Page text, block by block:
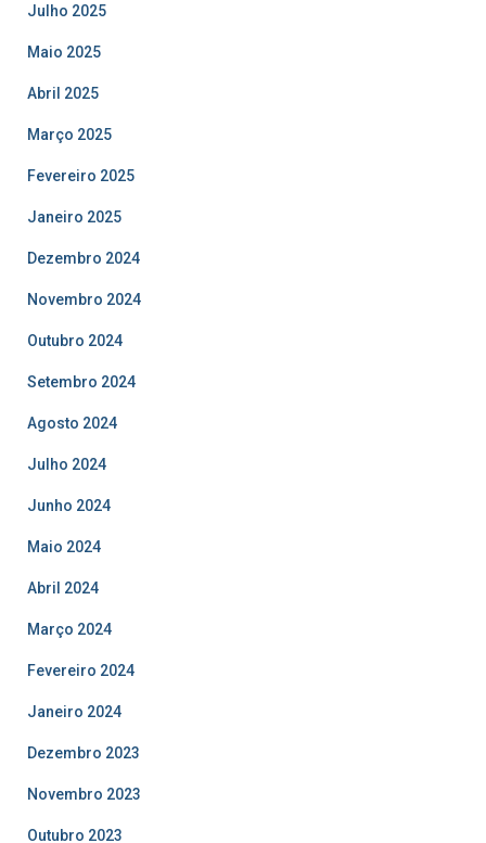
Julho 2025
Maio 2025
Abril 2025
Março 2025
Fevereiro 2025
Janeiro 2025
Dezembro 2024
Novembro 2024
Outubro 2024
Setembro 2024
Agosto 2024
Julho 2024
Junho 2024
Maio 2024
Abril 2024
Março 2024
Fevereiro 2024
Janeiro 2024
Dezembro 2023
Novembro 2023
Outubro 2023